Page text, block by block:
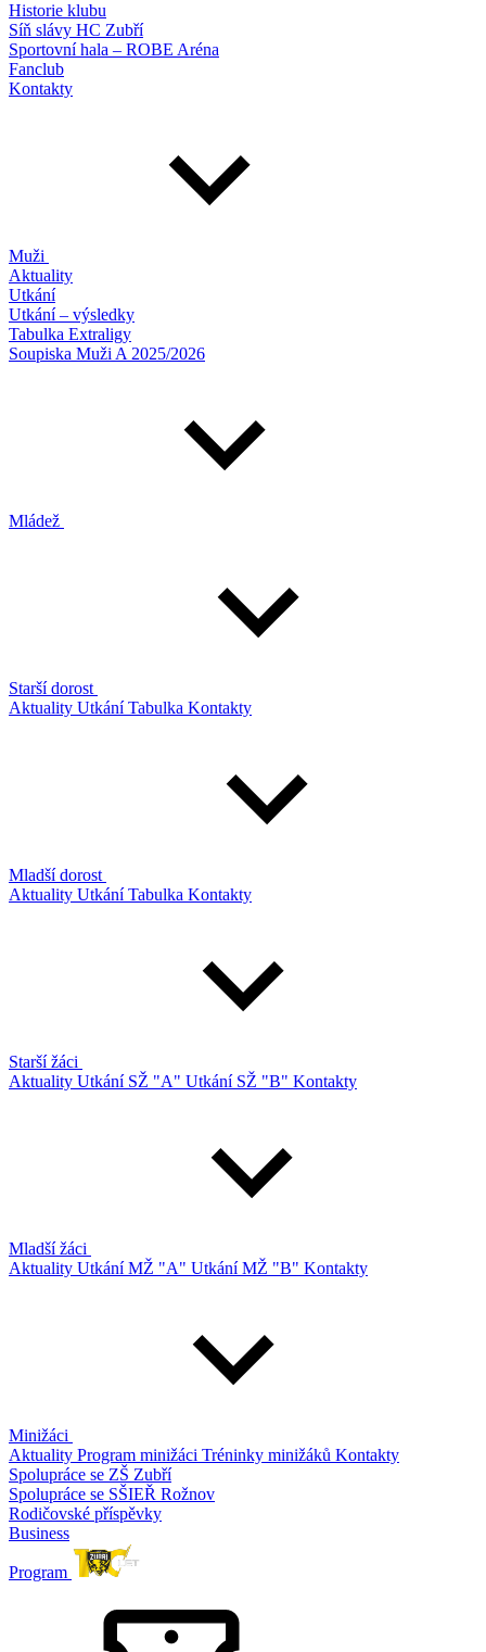
Historie klubu
Síň slávy HC Zubří
Sportovní hala – ROBE Aréna
Fanclub
Kontakty
Muži
Aktuality
Utkání
Utkání – výsledky
Tabulka Extraligy
Soupiska Muži A 2025/2026
Mládež
Starší dorost
Aktuality UtkáníTabulka Kontakty
Mladší dorost
Aktuality UtkáníTabulka Kontakty
Starší žáci
Aktuality Utkání SŽ "A" Utkání SŽ "B" Kontakty
Mladší žáci
Aktuality Utkání MŽ "A" Utkání MŽ "B" Kontakty
Minižáci
Aktuality Program minižáci Tréninky minižáků Kontakty
Spolupráce se ZŠ Zubří
Spolupráce se SŠIEŘ Rožnov
Rodičovské příspěvky
Business
Program